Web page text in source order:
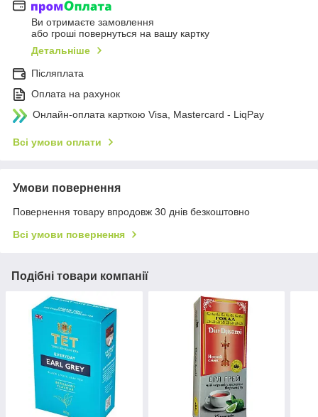
Ви отримаєте замовлення
або гроші повернуться на вашу картку
Детальніше
Післяплата
Оплата на рахунок
Онлайн-оплата карткою Visa, Mastercard - LiqPay
Всі умови оплати
Умови повернення
Повернення товару впродовж 30 днів безкоштовно
Всі умови повернення
Подібні товари компанії